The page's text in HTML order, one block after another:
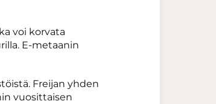
voi korvata
E-metaanin
Freijan yhden
vuosittaisen